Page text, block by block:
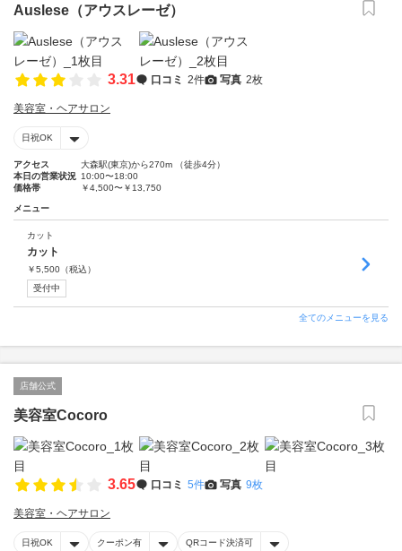
Auslese（アウスレーゼ）
3.31 口コミ 2件 写真 2枚
美容室・ヘアサロン
日祝OK
アクセス
大森駅(東京)から270m （徒歩4分）
本日の営業状況 10:00〜18:00
価格帯
￥4,500〜￥13,750
メニュー
カット
カット
￥5,500 （税込）
受付中
全てのメニューを見る
店舗公式
美容室Cocoro
3.65 口コミ 5件 写真 9枚
美容室・ヘアサロン
日祝OK クーポン有 QRコード決済可